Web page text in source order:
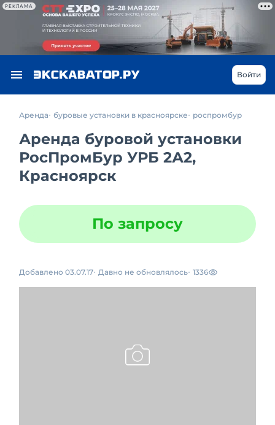
РЕКЛАМА
Войти
Аренда буровые установки в красноярске роспромбур
Аренда буровой установки
РосПромБур УРБ 2А2,
Красноярск
По запросу
Добавлено 03.07.17 Давно не обновлялось 1336